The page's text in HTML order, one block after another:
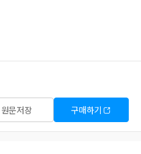
원문저장 구매하기